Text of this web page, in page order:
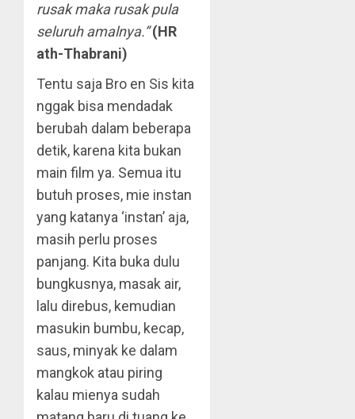
rusak maka rusak pula
seluruh amalnya.” (HR
ath-Thabrani)
Tentu saja Bro en Sis kita
nggak bisa mendadak
berubah dalam beberapa
detik, karena kita bukan
main film ya. Semua itu
butuh proses, mie instan
yang katanya ‘instan’ aja,
masih perlu proses
panjang. Kita buka dulu
bungkusnya, masak air,
lalu direbus, kemudian
masukin bumbu, kecap,
saus, minyak ke dalam
mangkok atau piring
kalau mienya sudah